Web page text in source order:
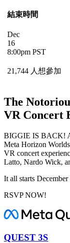
結束時間
Dec
16
8:00pm PST
21,744 人想參加
The
VR Concert
BIGGIE IS BACK!
Meta Horizon
VR concert
Latto, Nardo Wick,
It all starts
RSVP NOW!
QUEST 3S